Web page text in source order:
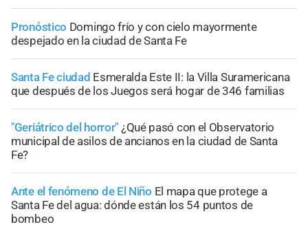
Pronóstico Domingo frío y con cielo mayormente
despejado en la ciudad de Santa Fe
Santa Fe ciudad Esmeralda Este II: la Villa Suramericana
que después de los Juegos será hogar de 346 familias
"Geriátrico del horror" ¿Qué pasó con el Observatorio
municipal de asilos de ancianos en la ciudad de Santa
Fe?
Ante el fenómeno de El Niño El mapa que protege a
Santa Fe del agua: dónde están los 54 puntos de
bombeo